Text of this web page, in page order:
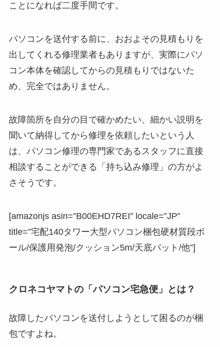
ことになれば二度手間です。
パソコンを送付する前に、おおよその見積もりを
出してくれる修理業者もありますが、実際にパソ
コン本体を確認してからの見積もりではないた
め、完全ではありません。
故障箇所を自分の目で確かめたい、細かい説明を
聞いて納得してから修理を依頼したいという人
は、パソコン修理の専門家であるスタッフに直接
相談することができる「持ち込み修理」の方がよ
さそうです。
[amazonjs asin=”B00EHD7REI” locale=”JP”
title=”宅配140タワー大型パソコン梱包硬材質段ボ
ール/保護用発泡/クッション5m/天底パット/他”]
クロネコヤマトの「パソコン宅急便」とは？
故障したパソコンを送付しようとして困るのが梱
包ですよね。